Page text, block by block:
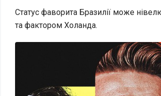
Статус фаворита Бразилії може
та фактором Холанда.